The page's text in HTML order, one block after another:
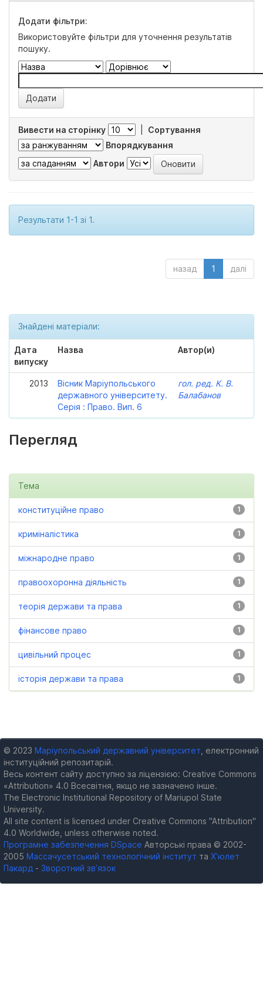
Додати фільтри:
Використовуйте фільтри для уточнення результатів
пошуку.
Вивести на сторінку
Сортування
Впорядкування
Автори
Результати 1-1 зі 1.
назад 1 далі
Знайдені матеріали:
Дата
випуску
Назва Автор(и)
2013
Вісник Маріупольського
державного університету.
Серія : Право. Вип. 6
гол. ред. К. В.
Балабанов
Перегляд
Тема
1
конституційне право
1
криміналістика
1
міжнародне право
1
правоохоронна діяльність
1
теорія держави та права
1
фінансове право
1
цивільний процес
1
історія держави та права
© 2023 Маріупольський державний університет , електронний
інституційний репозитарій.
Весь контент сайту доступно за ліцензією: Creative Commons
«Attribution» 4.0 Всесвітня, якщо не зазначено інше.
The Electronic Institutional Repository of Mariupol State
University.
All site content is licensed under Creative Commons "Attribution"
4.0 Worldwide, unless otherwise noted.
Програмне забезпечення DSpace Авторські права © 2002-
2005 Массачусетський технологічний інститут та Х’юлет
Пакард - Зворотний зв’язок